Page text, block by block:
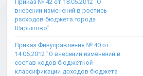
Приказ № 42 от 18.06.2012 "О
внесении изменений в роспись
расходов бюджета города
Шарыпово"
Приказ Финуправления № 40 от
14.06.2012 "О внесении изменений в
состав кодов бюджетной
классификации доходов бюджета